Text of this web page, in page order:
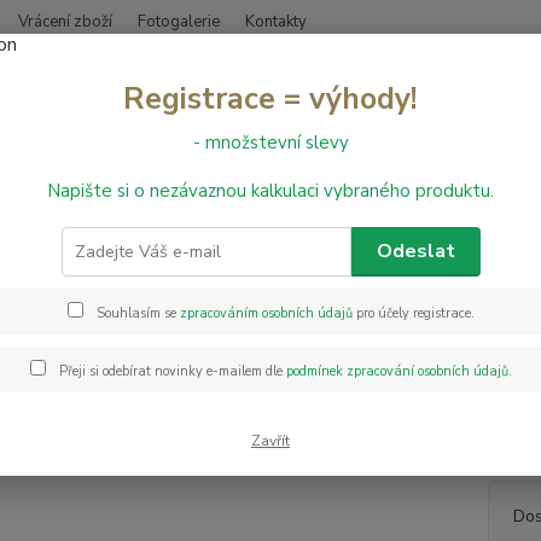
Vrácení zboží Fotogalerie Kontakty
Hledat
PVC podlahy PVC Whiteline Duke 538 - š. 4 m
Whiteline Duke 538 - š. 4 m
PVC
Registrace = výhody!
- množstevní slevy
Napište si o nezávaznou kalkulaci vybraného produktu.
Odeslat
Souhlasím se zpracováním osobních údajůpro účely registrace.
Přeji si odebírat novinky e-mailem dle podmínek zpracování osobních údajů.
Zavřít